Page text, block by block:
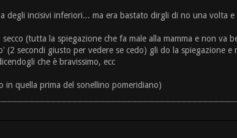
degli incisivi inferiori... ma era bastato dirgli di no una volta
(tutta la spiegazione che fa male alla mamma e non va
secondi giusto per vedere se cedo) gli do la spiegazione
che è bravissimo, ecc
in quella prima del sonellino pomeridiano)